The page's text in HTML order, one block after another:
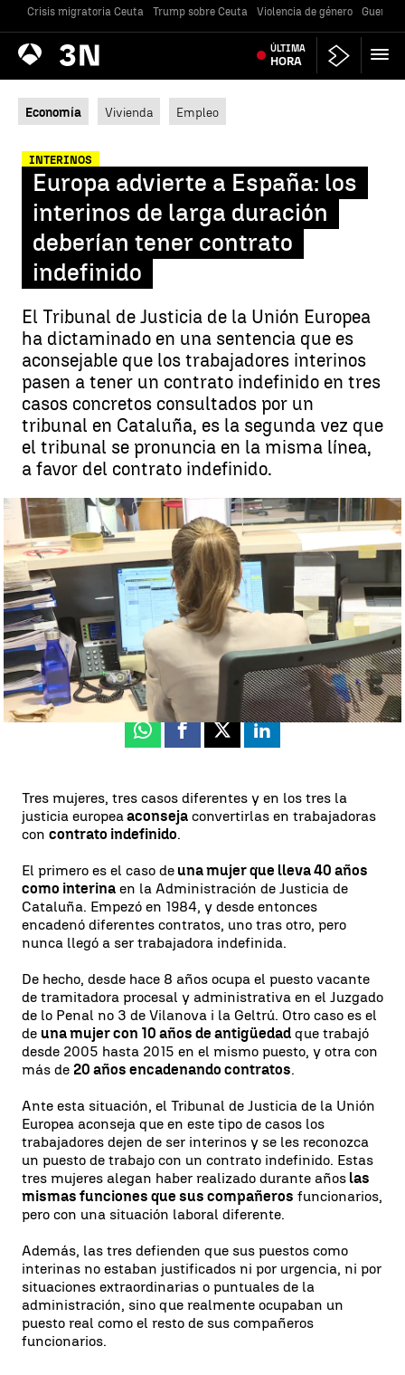
Crisis migratoria Ceuta Trump sobre Ceuta Violencia de género Guerra
Antena
3 Noticias ÚLTIMA
HORA
Economía Vivienda Empleo
INTERINOS
Europa advierte a España: los
interinos de larga duración
deberían tener contrato
indefinido
El Tribunal de Justicia de la Unión Europea
ha dictaminado en una sentencia que es
aconsejable que los trabajadores interinos
pasen a tener un contrato indefinido en tres
casos concretos consultados por un
tribunal en Cataluña, es la segunda vez que
el tribunal se pronuncia en la misma línea,
a favor del contrato indefinido.
La Justicia Europea insiste en que hay que hacer fijos a los interinos
|Antena 3 Noticias
Eduardo Siles
Publicado:13 de junio de 2024, 18:31
Whatsapp
Facebook
X Linkedin
Tres mujeres, tres casos diferentes y en los tres la
justicia europeaaconseja convertirlas en trabajadoras
con contrato indefinido.
El primero es el caso de una mujer que lleva 40 años
como interina en la Administración de Justicia de
Cataluña. Empezó en 1984, y desde entonces
encadenó diferentes contratos, uno tras otro, pero
nunca llegó a ser trabajadora indefinida.
De hecho, desde hace 8 años ocupa el puesto vacante
de tramitadora procesal y administrativa en el Juzgado
de lo Penal no 3 de Vilanova i la Geltrú. Otro caso es el
de una mujer con 10 años de antigüedad que trabajó
desde 2005 hasta 2015 en el mismo puesto, y otra con
más de 20 años encadenando contratos.
Ante esta situación, el Tribunal de Justicia de la Unión
Europea aconseja que en este tipo de casos los
trabajadores dejen de ser interinos y se les reconozca
un puesto de trabajo con un contrato indefinido. Estas
tres mujeres alegan haber realizado durante años las
mismas funciones que sus compañeros funcionarios,
pero con una situación laboral diferente.
Además, las tres defienden que sus puestos como
interinas no estaban justificados ni por urgencia, ni por
situaciones extraordinarias o puntuales de la
administración, sino que realmente ocupaban un
puesto real como el resto de sus compañeros
funcionarios.